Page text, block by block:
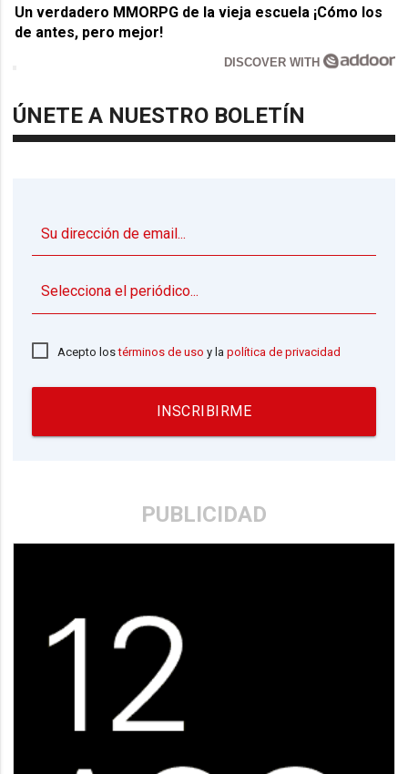
Un verdadero MMORPG de la vieja escuela ¡Cómo los
de antes, pero mejor!
DISCOVER WITH
ÚNETE A NUESTRO BOLETÍN
Acepto lostérminos de uso y lapolítica de privacidad
INSCRIBIRME
PUBLICIDAD